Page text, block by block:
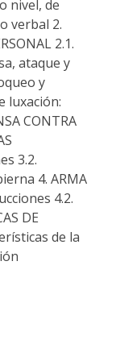
nivel, de
verbal 2.
2.1.
ataque y
y
luxación:
CONTRA
3.2.
4. ARMA
4.2.
DE
de la